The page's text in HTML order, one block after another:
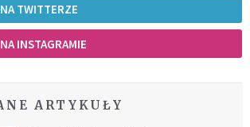
TWITTERZE
INSTAGRAMIE
ARTYKUŁY